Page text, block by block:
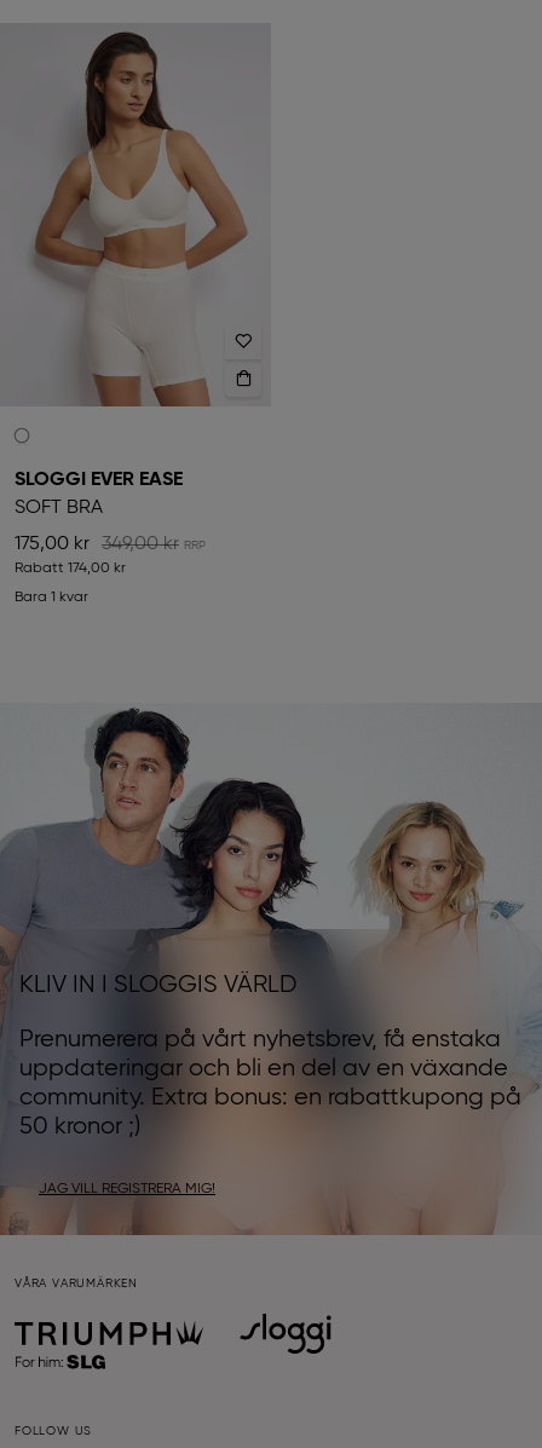
SLOGGI EVER EASE
SOFT BRA
175,00 kr
349,00 kr
Rabatt 174,00 kr
Bara 1 kvar
KLIV IN I SLOGGIS VÄRLD
Prenumerera på vårt nyhetsbrev, få enstaka
uppdateringar och bli en del av en växande
community. Extra bonus: en rabattkupong på
50 kronor ;)
JAG VILL REGISTRERA MIG!
VÅRA VARUMÄRKEN
FOLLOW US